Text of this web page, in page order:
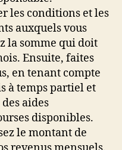
les conditions et les
auxquels vous
la somme qui doit
Ensuite, faites
en tenant compte
à temps partiel et
aides
disponibles.
le montant de